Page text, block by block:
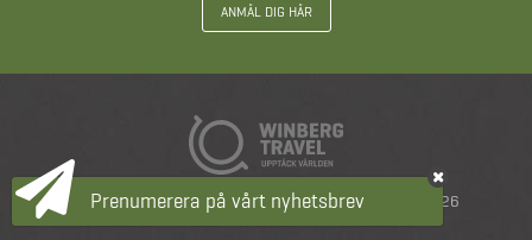
ANMÄL DIG HÄR
Resevillkor | Integritetspolicy | copyright 2026
Prenumerera på vårt nyhetsbrev